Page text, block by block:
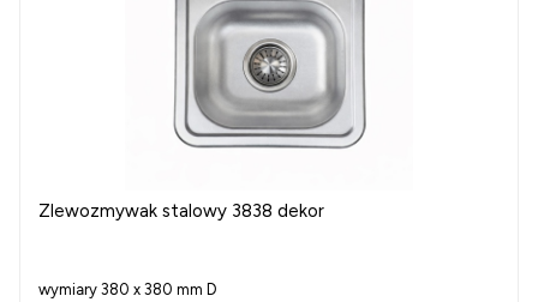
Zlewozmywak stalowy 3838 dekor
wymiary 380 x 380 mm D